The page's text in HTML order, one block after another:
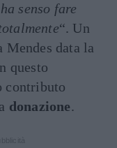
senso fare
“. Un
Mendes data la
questo
contributo
donazione.